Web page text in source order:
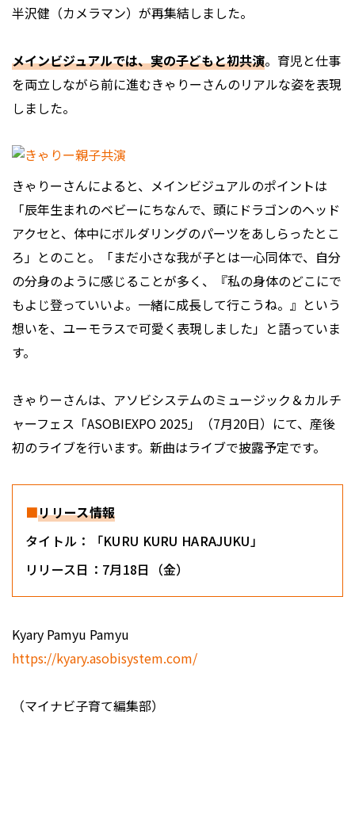
半沢健（カメラマン）が再集結しました。
メインビジュアルでは、実の子どもと初共演。育児と仕事
を両立しながら前に進むきゃりーさんのリアルな姿を表現
しました。
きゃりーさんによると、メインビジュアルのポイントは
「辰年生まれのベビーにちなんで、頭にドラゴンのヘッド
アクセと、体中にボルダリングのパーツをあしらったとこ
ろ」とのこと。「まだ小さな我が子とは一心同体で、自分
の分身のように感じることが多く、『私の身体のどこにで
もよじ登っていいよ。一緒に成長して行こうね。』という
想いを、ユーモラスで可愛く表現しました」と語っていま
す。
きゃりーさんは、アソビシステムのミュージック＆カルチ
ャーフェス「ASOBIEXPO 2025」（7月20日）にて、産後
初のライブを行います。新曲はライブで披露予定です。
■リリース情報
タイトル：「KURU KURU HARAJUKU」
リリース日：7月18日（金）
Kyary Pamyu Pamyu
https://kyary.asobisystem.com/
（マイナビ子育て編集部）